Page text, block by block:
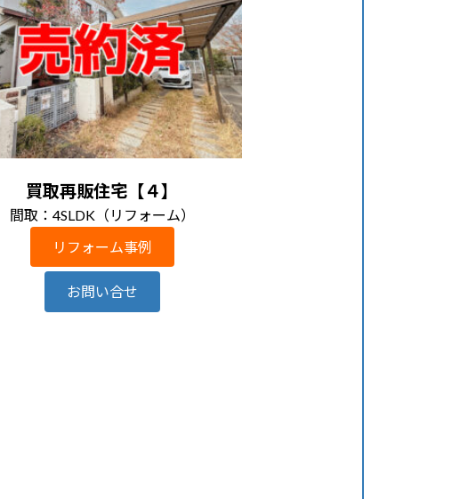
買取再販住宅【４】
間取：4SLDK（リフォーム）
リフォーム事例
お問い合せ